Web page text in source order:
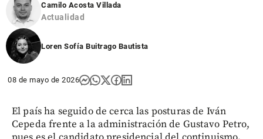
Camilo Acosta Villada
Actualidad
Loren Sofía Buitrago Bautista
08 de mayo de 2026
El país ha seguido de cerca las posturas de Iván
Cepeda frente a la administración de Gustavo Petro,